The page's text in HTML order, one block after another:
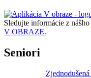
Sledujte informácie z
V OBRAZE.
Seniori